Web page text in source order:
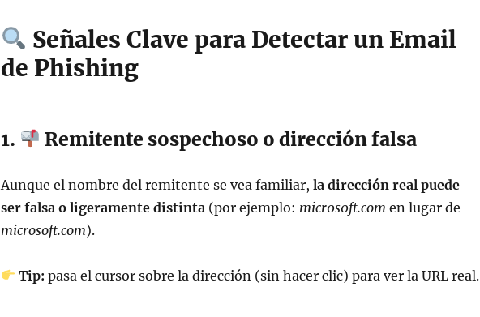
Señales Clave para Detectar un Email
de Phishing
1. Remitente sospechoso o dirección falsa
Aunque el nombre del remitente se vea familiar, la dirección real puede
ser falsa o ligeramente distinta (por ejemplo: micr0s0ft.com en lugar de
microsoft.com).
Tip: pasa el cursor sobre la dirección (sin hacer clic) para ver la URL real.